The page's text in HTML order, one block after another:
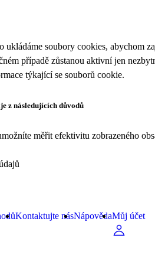
ukládáme soubory cookies, abychom
případě zůstanou aktivní jen
týkající se souborů cookie.
z následujících důvodů
měřit efektivitu zobrazeného
Kontaktujte násNápovědaMůj účet